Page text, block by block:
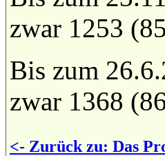
zwar 1253
Bis zum
zwar 1368
<- Zurück zu: Das